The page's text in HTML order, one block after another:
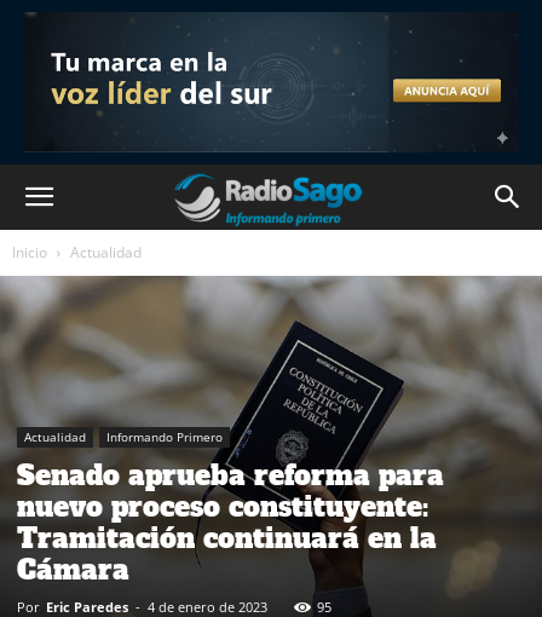
Inicio Actualidad
Actualidad Informando Primero
Senado aprueba reforma para
nuevo proceso constituyente:
Tramitación continuará en la
Cámara
Por Eric Paredes - 4 de enero de 2023 95